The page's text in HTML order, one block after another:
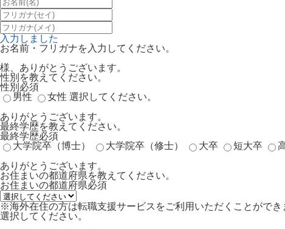
入力しました
お名前・フリガナを入力してください。
様、ありがとうございます。
性別を教えてください。
性別 必須
男性
女性 選択してください。
ありがとうございます。
最終学歴を教えてください。
最終学歴必須
大学院卒（博士）
大学院卒（修士） 大卒 短大卒
ありがとうございます。
お住まいの都道府県を教えてください。
お住まいの都道府県必須
※海外在住の方は転職支援サービスをご利用いただくことができ
選択してください。